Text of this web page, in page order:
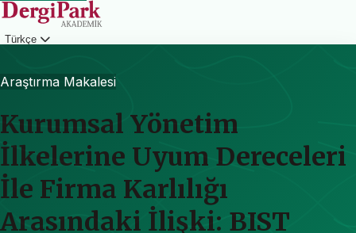
Türkçe
Araştırma Makalesi
Kurumsal Yönetim
İlkelerine Uyum Dereceleri
İle Firma Karlılığı
Arasındaki İlişki: BIST